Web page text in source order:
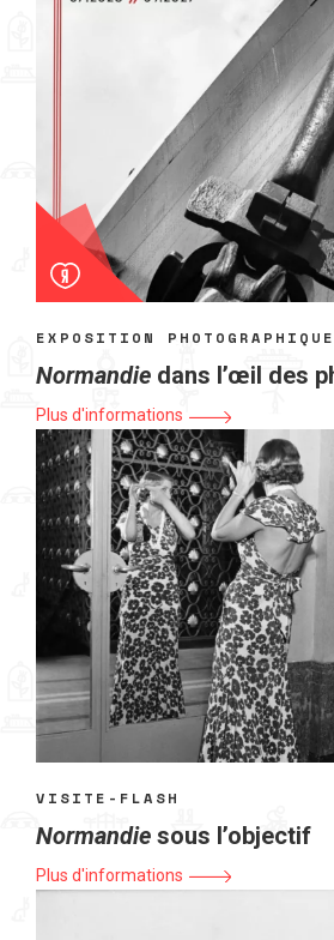
EXPOSITION PHOTOGRAPHIQUE
Normandie dans l’œil des
Plus d'informations
VISITE-FLASH
Normandie sous l’objectif
Plus d'informations